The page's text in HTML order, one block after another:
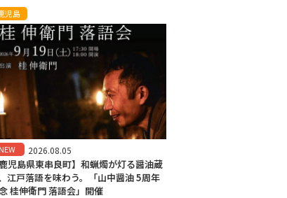
児島
NEW 2026.08.05
鹿児島県東串良町】和蝋燭が灯る醤油蔵
江戸落語を味わう。「山中醤油 5周年
桂伸衛門 落語会」開催